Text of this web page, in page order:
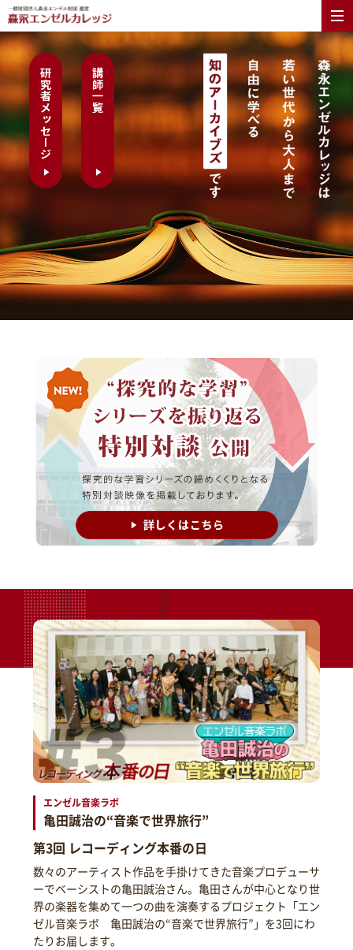
エンゼル音楽ラボ
亀田誠治の“音楽で世界旅行”
第3回 レコーディング本番の日
数々のアーティスト作品を手掛けてきた音楽プロデューサ
ーでベーシストの亀田誠治さん。亀田さんが中心となり世
界の楽器を集めて一つの曲を演奏するプロジェクト「エン
ゼル音楽ラボ 亀田誠治の“音楽で世界旅行”」を3回にわ
たりお届します。